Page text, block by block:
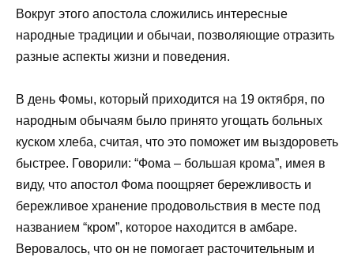
Вокруг этого апостола сложились интересные
народные традиции и обычаи, позволяющие отразить
разные аспекты жизни и поведения.
В день Фомы, который приходится на 19 октября, по
народным обычаям было принято угощать больных
куском хлеба, считая, что это поможет им выздороветь
быстрее. Говорили: “Фома – большая крома”, имея в
виду, что апостол Фома поощряет бережливость и
бережливое хранение продовольствия в месте под
названием “кром”, которое находится в амбаре.
Веровалось, что он не помогает расточительным и